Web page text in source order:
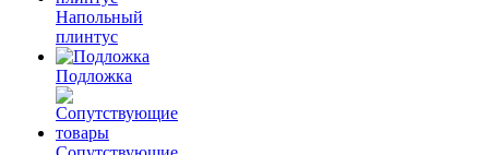
Напольный
плинтус
Подложка